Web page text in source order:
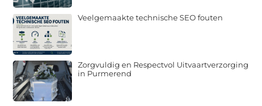
Veelgemaakte technische SEO fouten
Zorgvuldig en Respectvol Uitvaartverzorging
in Purmerend